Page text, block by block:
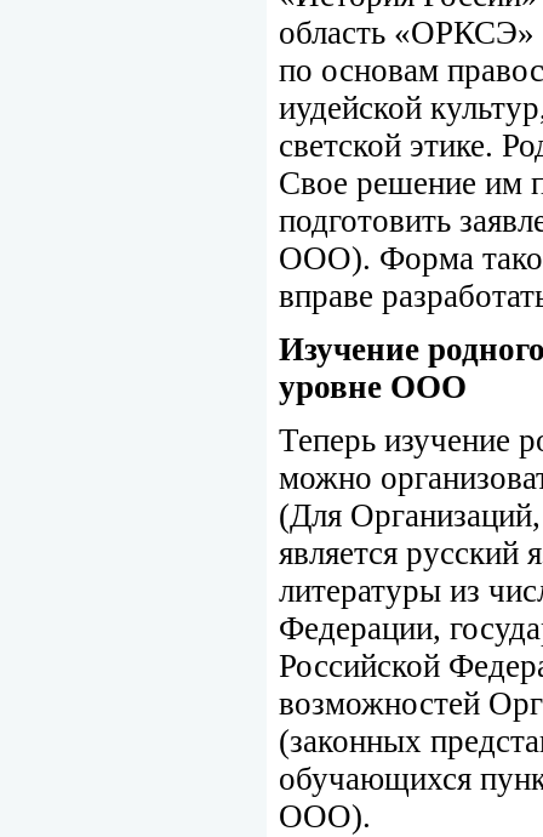
область
по основам
иудейской
светской этике.
Свое решение им
подготовить
ООО). Форма
вправе
Изучение
уровне ООО
Теперь изучение
можно
(Для
является русский
литературы из
Федерации,
Российской
возможностей
(законных
обучающихся
ООО).